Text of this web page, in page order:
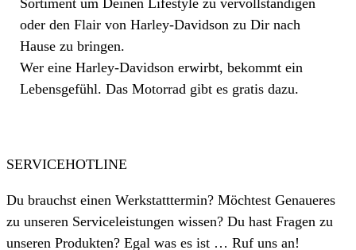
Sortiment um Deinen Lifestyle zu vervollständigen
oder den Flair von Harley-Davidson zu Dir nach
Hause zu bringen.
Wer eine Harley-Davidson erwirbt, bekommt ein
Lebensgefühl. Das Motorrad gibt es gratis dazu.
SERVICEHOTLINE
Du brauchst einen Werkstatttermin? Möchtest Genaueres
zu unseren Serviceleistungen wissen? Du hast Fragen zu
unseren Produkten? Egal was es ist … Ruf uns an!